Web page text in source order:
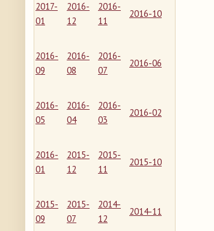
2017-
01
2016-
12
2016-
11
2016-10
2016-
09
2016-
08
2016-
07
2016-06
2016-
05
2016-
04
2016-
03
2016-02
2016-
01
2015-
12
2015-
11
2015-10
2015-
09
2015-
07
2014-
12
2014-11